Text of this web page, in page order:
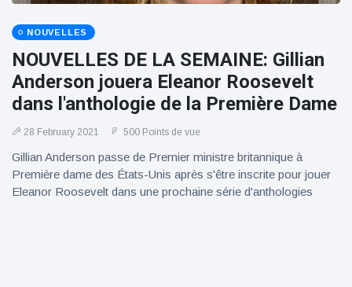
NOUVELLES
NOUVELLES DE LA SEMAINE: Gillian
Anderson jouera Eleanor Roosevelt
dans l'anthologie de la Première Dame
28 February 2021 500 Points de vue
Gillian Anderson passe de Premier ministre britannique à
Première dame des États-Unis après s'être inscrite pour jouer
Eleanor Roosevelt dans une prochaine série d'anthologies